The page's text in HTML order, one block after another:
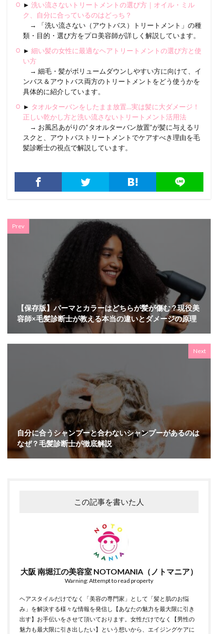
► 洗い流さないトリートメントの選び方｜オイル・ミル
ク、自分に合っているのはどっち？
→ 「洗い流さない（アウトバス）トリートメント」の種
類・目的・選び方をプロ美容師が詳しく解説しています。
► 細い髪の女性に最適なヘアトリートメントの選び方と使
い方
→ 細毛・髪がボリュームダウンしやすい方に向けて、イ
ンバス＆アウトバス両方のトリートメントをどう使うかを
具体的に紹介しています。
► タオルターバンをしたまま放置…実は髪に大ダメージ！
正しい乾かし方と洗い流さないトリートメント活用法
→ お風呂あがりの“タオルターバン放置”が髪に与えるリ
スクと、アウトバストリートメントでケアすべき理由を毛
髪診断士の視点で解説しています。
Prev
【保存版】パーマとカラーはどちらが髪が傷む？現役美
容師×毛髪診断士が教える本当の違いとダメージの原理
Next
自分に合うシャンプーと合わないシャンプーがあるのは
なぜ？毛髪診断士が徹底解説
この記事を書いた人
大阪 南堀江の美容室 NOTOMANIA（ノトマニア）
Warning: Attempt to read property
ヘアスタイルだけでなく「美容の専門家」として「髪と肌のお悩
み」を解決する様々な情報を発信し【あなたの魅力を最大限に引き
出す】お手伝いをさせて頂いております。女性だけでなく【男性の
魅力も最大限に引き出したい】という想いから、エイジングケアに